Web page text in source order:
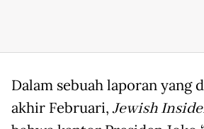
Dalam sebuah laporan yang
akhir Februari,Jewish